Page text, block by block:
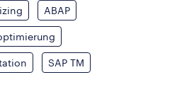
ABAP
SAP TM